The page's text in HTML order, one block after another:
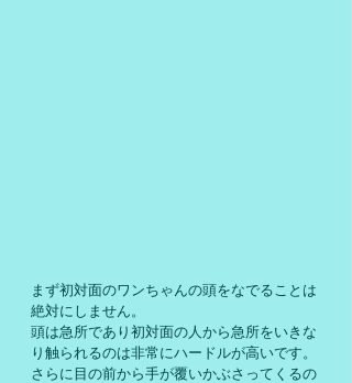
まず初対面のワンちゃんの頭をなでることは
絶対にしません。
頭は急所であり初対面の人から急所をいきな
り触られるのは非常にハードルが高いです。
さらに目の前から手が覆いかぶさってくるの